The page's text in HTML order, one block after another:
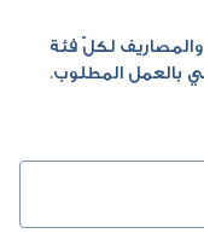
لكلّ فئة
بالعمل المطلوب.